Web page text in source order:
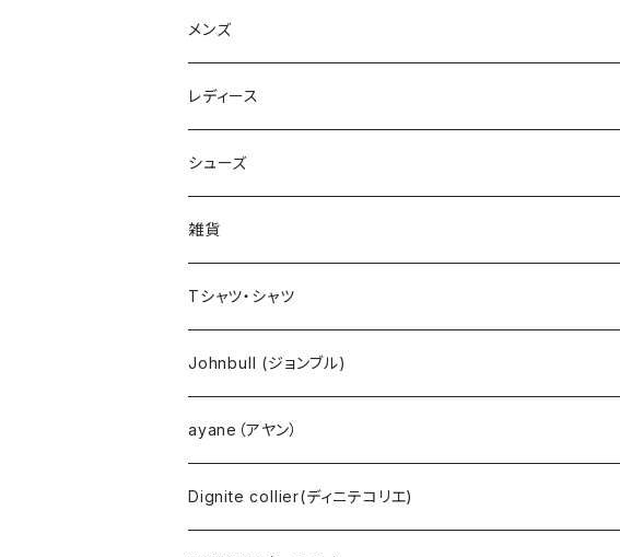
メンズ
Johnbull（ジョンブル）
ROARK（ロアーク）
kelen（ケレン）
NANGA（ナンガ）
go slow caravan（ゴースローキャラバン）
AOZORA（あおぞら）
COBMASTER（コブマスター）
レディース
Johnbull (ジョンブル)
ayane（アヤン）
Dignite collier（ディニテ コリエ）
CHIGNON（シニヨン）
YENN（イエン）
PASSIONE（パシオーネ）
シューズ
ASFVLT（アスファルト）
EMU(エミュー )
bueno (ブエノ)
PUPE（プーペ）
NANGA（ナンガ）
雑貨
バッグ
エプロン
帽子
サングラス
Tシャツ・シャツ
Johnbull (ジョンブル)
ayane（アヤン）
Dignite collier(ディニテコリエ)